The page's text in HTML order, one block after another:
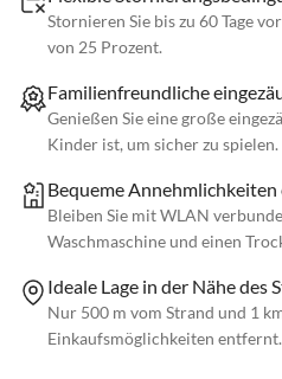
Stornieren Sie bis zu 60 Tage
von 25 Prozent.
Familienfreundliche
Genießen Sie eine große
Kinder ist, um sicher zu spielen.
Bequeme Annehmlichkeiten
Bleiben Sie mit WLAN
Waschmaschine und einen
Ideale Lage in der Nähe des
Nur 500 m vom Strand und 1
Einkaufsmöglichkeiten entfernt.